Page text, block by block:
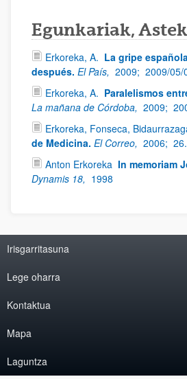
Egunkariak,
Erkoreka, A. La gripe
después. El País, 2009; 2009/05/
Erkoreka, A. Paralelismos
La mañana de Córdoba, 2009;
Erkoreka, Fonseca,
de Medicina. El Correo, 2006;
Anton Erkoreka In memoriam
Dynamis 18, 1998
Irisgarritasuna
Lege oharra
Kontaktua
Mapa
Laguntza